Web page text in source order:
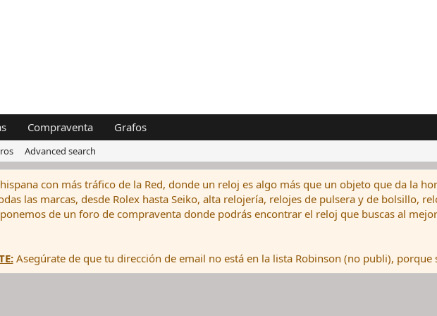
Compraventa Grafos
Advanced search
con más tráfico de la Red, donde un reloj es algo más que un objeto que da la
las marcas, desde Rolex hasta Seiko, alta relojería, relojes de pulsera y de bolsillo,
de un foro de compraventa donde podrás encontrar el reloj que buscas al
Asegúrate de que tu dirección de email no está en la lista Robinson (no publi), porque